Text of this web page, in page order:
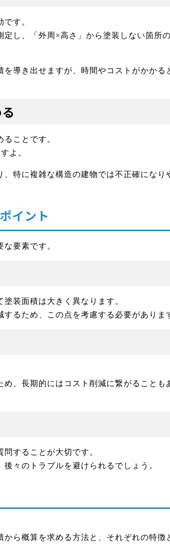
す。
し、「外周×高さ」から塗装しない箇所
導き出せますが、時間やコストがかかる
ことです。
よ。
特に複雑な構造の建物では不正確になり
イント
要素です。
装面積は大きく異なります。
るため、この点を考慮する必要がありま
、長期的にはコスト削減に繋がることも
することが大切です。
々のトラブルを避けられるでしょう。
ら概算を求める方法と、それぞれの特徴